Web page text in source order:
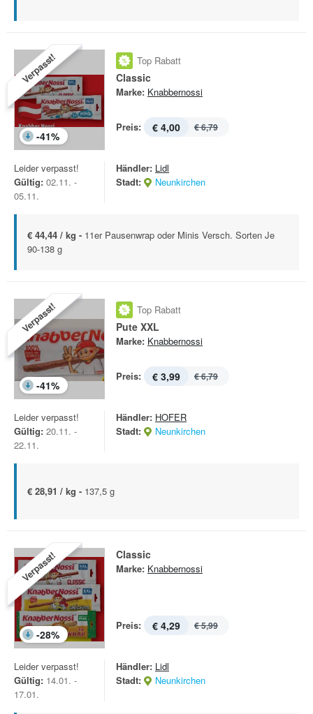
Verpasst!
-41%
Top Rabatt
Classic
Marke: Knabbernossi
Preis: € 4,00 € 6,79
Leider verpasst!
Gültig: 02.11. -
05.11.
Händler: Lidl
Stadt:
Neunkirchen
€ 44,44 / kg - 11er Pausenwrap oder Minis Versch. Sorten Je
90-138 g
Verpasst!
-41%
Top Rabatt
Pute XXL
Marke: Knabbernossi
Preis: € 3,99 € 6,79
Leider verpasst!
Gültig: 20.11. -
22.11.
Händler: HOFER
Stadt:
Neunkirchen
€ 28,91 / kg - 137,5 g
Verpasst!
-28%
Classic
Marke: Knabbernossi
Preis: € 4,29 € 5,99
Leider verpasst!
Gültig: 14.01. -
17.01.
Händler: Lidl
Stadt:
Neunkirchen